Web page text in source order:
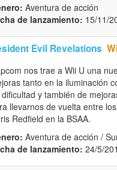
Aventura de acción
de lanzamiento: 15/11/
Evil Revelations
nos trae a Wii U una
tanto en la iluminación
y también de
llevarnos de vuelta entre
Redfield en la BSAA.
Aventura de acción /
de lanzamiento: 24/5/